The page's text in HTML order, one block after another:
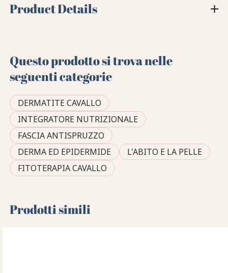
Product Details
Questo prodotto si trova nelle
seguenti categorie
DERMATITE CAVALLO
INTEGRATORE NUTRIZIONALE
FASCIA ANTISPRUZZO
DERMA ED EPIDERMIDE
L'ABITO E LA PELLE
FITOTERAPIA CAVALLO
Prodotti simili